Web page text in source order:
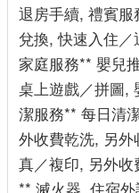
退房手續, 禮賓
兌換, 快速入住
家庭服務** 嬰兒
桌上遊戲／拼圖,
潔服務** 每日清
外收費乾洗, 另
真／複印, 另外
** 滅火器, 住宿